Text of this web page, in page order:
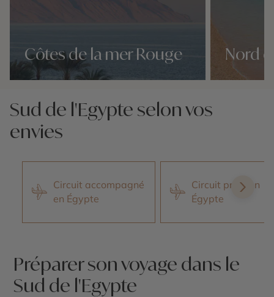
Côtes de la mer Rouge Nord
Sud de l'Egypte selon vos
envies
Circuit accompagné
en Égypte
Circuit privé en
Égypte
Préparer son voyage dans le
Sud de l'Egypte